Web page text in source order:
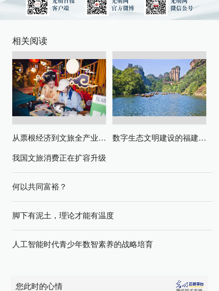
相关阅读
从票根经济到文旅全产业链升级 数字生态文明建设的福建路径与启示
我国文旅消费正在扩容升级
何以共同富裕？
脚下有泥土，理论才能有温度
人工智能时代青少年数智素养的战略培育
您此时的心情